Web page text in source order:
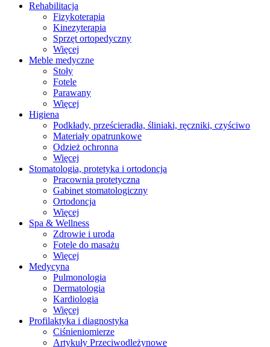
Rehabilitacja
Fizykoterapia
Kinezyterapia
Sprzęt ortopedyczny
Więcej
Meble medyczne
Stoły
Fotele
Parawany
Więcej
Higiena
Podkłady, prześcieradła, śliniaki, ręczniki, czyściwo
Materiały opatrunkowe
Odzież ochronna
Więcej
Stomatologia, protetyka i ortodoncja
Pracownia protetyczna
Gabinet stomatologiczny
Ortodoncja
Więcej
Spa & Wellness
Zdrowie i uroda
Fotele do masażu
Więcej
Medycyna
Pulmonologia
Dermatologia
Kardiologia
Więcej
Profilaktyka i diagnostyka
Ciśnieniomierze
Artykuły Przeciwodleżynowe